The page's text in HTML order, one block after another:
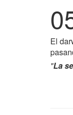
El
"La